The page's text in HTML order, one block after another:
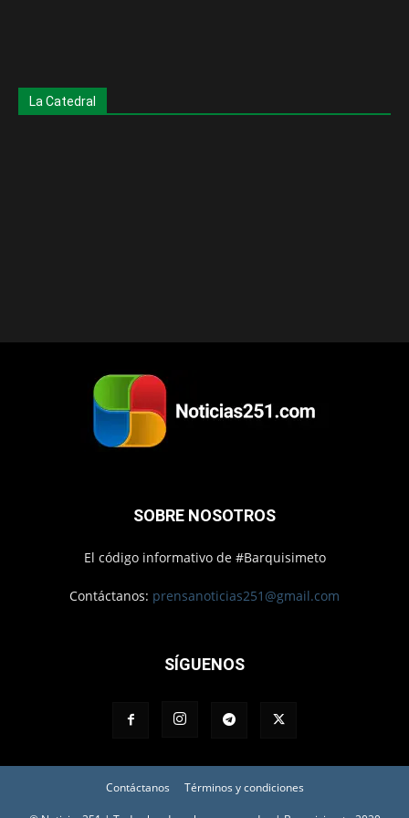
La Catedral
SOBRE NOSOTROS
El código informativo de #Barquisimeto
Contáctanos: prensanoticias251@gmail.com
SÍGUENOS
Contáctanos Términos y condiciones